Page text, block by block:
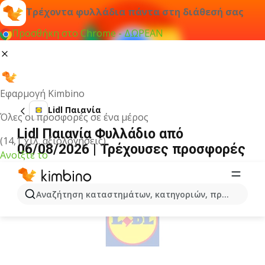
Τρέχοντα φυλλάδια πάντα στη διάθεσή σας
Προσθήκη στο Chrome - ΔΩΡΕΑΝ
Εφαρμογή Kimbino
Όλες οι προσφορές σε ένα μέρος
(14,1 χιλ. αξιολογήσεις)
Ανοίξτε το
Αναζήτηση καταστημάτων, κατηγοριών, προϊόντων...
Lidl Παιανία
Lidl Παιανία Φυλλάδιο από
06/08/2026 | Τρέχουσες προσφορές